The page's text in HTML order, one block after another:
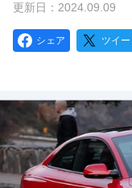
更新日：2024.09.09
シェア ツイー